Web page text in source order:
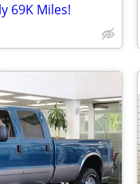
69K Miles!